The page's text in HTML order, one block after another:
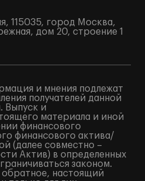
115035, город Москва,
дом 20, строение 1
и мнения подлежат
получателей данной
Выпуск и
материала и иной
финансового
финансового актива/
(далее совместно –
Актив) в определенных
законом.
обратное, настоящий